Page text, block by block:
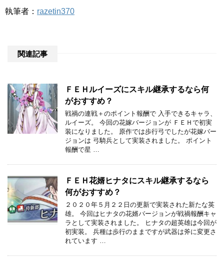
執筆者： razetin370
関連記事
ＦＥＨルイーズにスキル継承するなら何
がおすすめ？
戦禍の連戦＋のポイント報酬で 入手できるキャラ、
ルイーズ。 今回の花嫁バージョンが ＦＥＨで初実
装になりました。 原作では歩行弓でしたが花嫁バー
ジョンは 弓騎兵として実装されました。 ポイント
報酬で星 …
ＦＥＨ花婿ヒナタにスキル継承するなら
何がおすすめ？
２０２０年５月２２日の更新で実装された新たな英
雄。 今回はヒナタの花婿バージョンが戦禍報酬キャ
ラとして実装されました。 ヒナタの超英雄は今回が
初実装。 兵種は歩行のままですが武器は斧に変更さ
れています …